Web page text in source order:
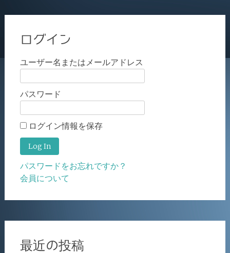
ログイン
ユーザー名またはメールアドレス
パスワード
ログイン情報を保存
パスワードをお忘れですか？
会員について
最近の投稿